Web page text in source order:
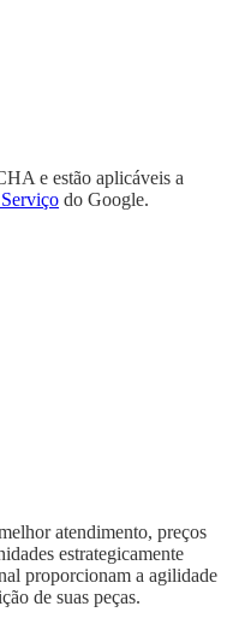
e estão aplicáveis a
do Google.
atendimento, preços
estrategicamente
proporcionam a agilidade
de suas peças.